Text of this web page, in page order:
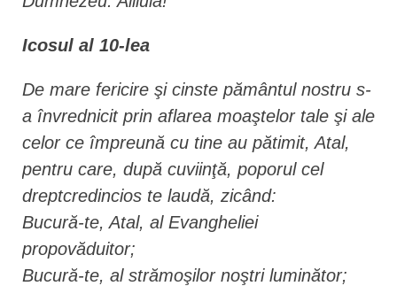
Icosul al 10-lea
De mare fericire şi cinste pământul nostru s-
a învrednicit prin aflarea moaştelor tale şi ale
celor ce împreună cu tine au pătimit, Atal,
pentru care, după cuviinţă, poporul cel
dreptcredincios te laudă, zicând:
Bucură-te, Atal, al Evangheliei
propovăduitor;
Bucură-te, al strămoşilor noştri luminător;